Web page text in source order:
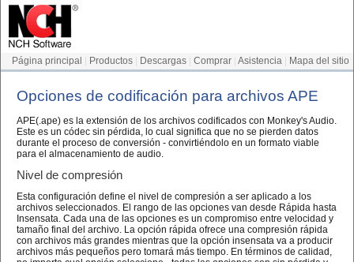
Página principal Productos Descargas Comprar Asistencia Mapa del sitio
Opciones de codificación para archivos APE
APE(.ape) es la extensión de los archivos codificados con Monkey's Audio.
Este es un códec sin pérdida, lo cual significa que no se pierden datos
durante el proceso de conversión - convirtiéndolo en un formato viable
para el almacenamiento de audio.
Nivel de compresión
Esta configuración define el nivel de compresión a ser aplicado a los
archivos seleccionados. El rango de las opciones van desde Rápida hasta
Insensata. Cada una de las opciones es un compromiso entre velocidad y
tamaño final del archivo. La opción rápida ofrece una compresión rápida
con archivos más grandes mientras que la opción insensata va a producir
archivos más pequeños pero tomará más tiempo. En términos de calidad,